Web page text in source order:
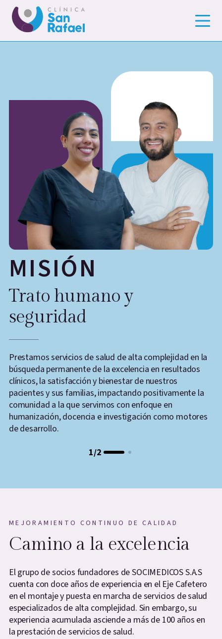
MISIÓN
Trato humano y
seguridad
Prestamos servicios de salud de alta complejidad en la
búsqueda permanente de la excelencia en resultados
clínicos, la satisfacción y bienestar de nuestros
pacientes y sus familias, impactando positivamente la
comunidad a la que servimos con enfoque en
humanización, docencia e investigación como motores
de desarrollo.
1/2
MEJORAMIENTO CONTINUO DE CALIDAD
Camino a la excelencia
El grupo de socios fundadores de SOCIMEDICOS S.A.S
cuenta con doce años de experiencia en el Eje Cafetero
en el montaje y puesta en marcha de servicios de salud
especializados de alta complejidad. Sin embargo, su
experiencia acumulada asciende a más de 100 años en
la prestación de servicios de salud.